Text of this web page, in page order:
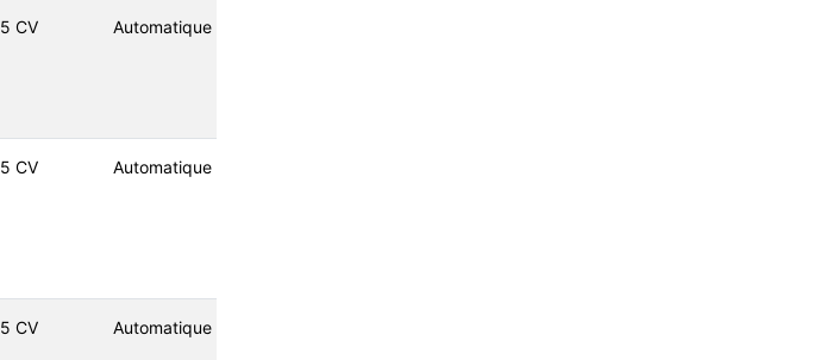
5 CV Automatique
5 CV Automatique
5 CV Automatique